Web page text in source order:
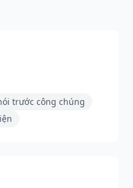
trước công chúng